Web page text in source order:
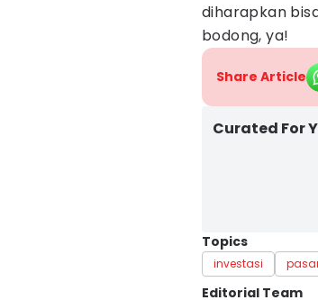
diharapkan
bodong, ya!
Share Article
Curated For
Topics
investasi
Editorial Team